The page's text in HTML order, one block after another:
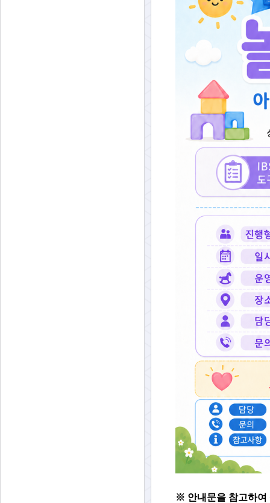
※ 안내문을 참고하